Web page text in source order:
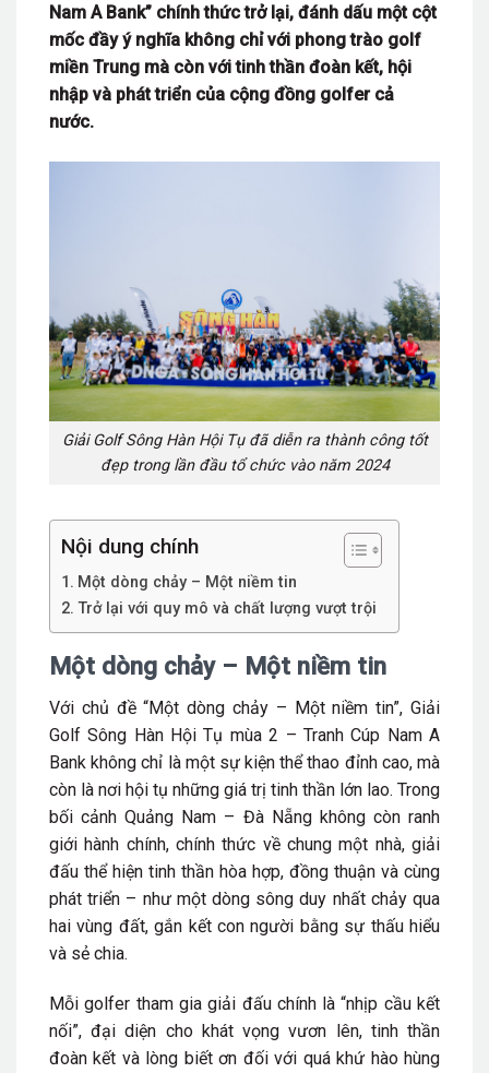
Nam A Bank” chính thức trở lại, đánh dấu một cột
mốc đầy ý nghĩa không chỉ với phong trào golf
miền Trung mà còn với tinh thần đoàn kết, hội
nhập và phát triển của cộng đồng golfer cả
nước.
Giải Golf Sông Hàn Hội Tụ đã diễn ra thành công tốt
đẹp trong lần đầu tổ chức vào năm 2024
Nội dung chính
Một dòng chảy – Một niềm tin
Trở lại với quy mô và chất lượng vượt trội
Một dòng chảy – Một niềm tin
Với chủ đề “Một dòng chảy – Một niềm tin”, Giải
Golf Sông Hàn Hội Tụ mùa 2 – Tranh Cúp Nam A
Bank không chỉ là một sự kiện thể thao đỉnh cao, mà
còn là nơi hội tụ những giá trị tinh thần lớn lao. Trong
bối cảnh Quảng Nam – Đà Nẵng không còn ranh
giới hành chính, chính thức về chung một nhà, giải
đấu thể hiện tinh thần hòa hợp, đồng thuận và cùng
phát triển – như một dòng sông duy nhất chảy qua
hai vùng đất, gắn kết con người bằng sự thấu hiểu
và sẻ chia.
Mỗi golfer tham gia giải đấu chính là “nhịp cầu kết
nối”, đại diện cho khát vọng vươn lên, tinh thần
đoàn kết và lòng biết ơn đối với quá khứ hào hùng